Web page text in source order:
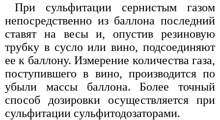
При сульфитации сернистым газом
непосредственно из баллона последний
ставят на весы и, опустив резиновую
трубку в сусло или вино, подсоединяют
ее к баллону. Измерение количества газа,
поступившего в вино, производится по
убыли массы баллона. Более точный
способ дозировки осуществляется при
сульфитации сульфитодозаторами.